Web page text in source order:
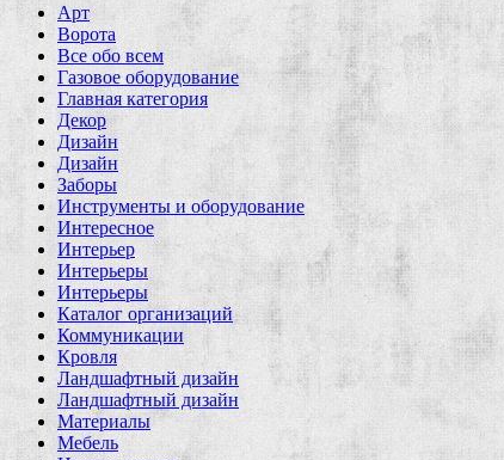
Арт
Ворота
Все обо всем
Газовое оборудование
Главная категория
Декор
Дизайн
Дизайн
Заборы
Инструменты и оборудование
Интересное
Интерьер
Интерьеры
Интерьеры
Каталог организаций
Коммуникации
Кровля
Ландшафтный дизайн
Ландшафтный дизайн
Материалы
Мебель